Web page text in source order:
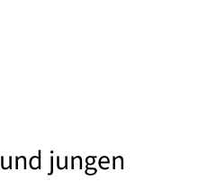
jungen